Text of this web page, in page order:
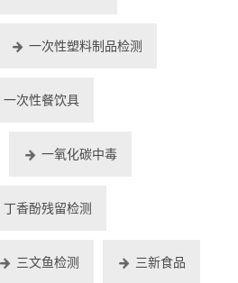
一次性塑料制品检测
一次性餐饮具
一氧化碳中毒
丁香酚残留检测
三文鱼检测 三新食品